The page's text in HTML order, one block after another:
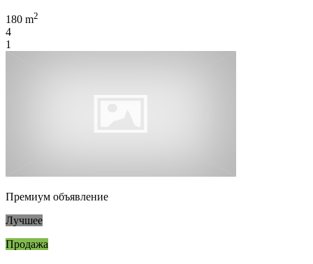
180 m2
4
1
Премиум объявление
Лучшее
Продажа